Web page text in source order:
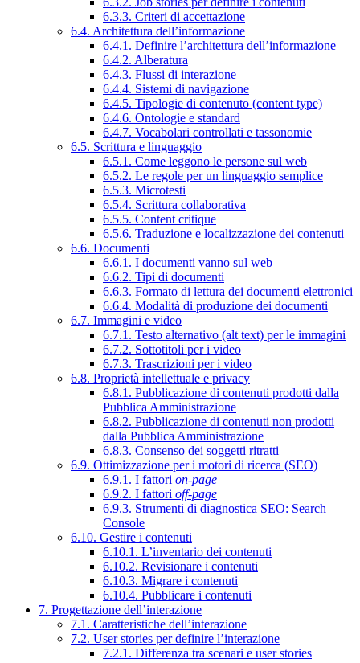
6.3.3. Criteri di accettazione
6.4. Architettura dell’informazione
6.4.1. Definire l’architettura dell’informazione
6.4.2. Alberatura
6.4.3. Flussi di interazione
6.4.4. Sistemi di navigazione
6.4.5. Tipologie di contenuto (content type)
6.4.6. Ontologie e standard
6.4.7. Vocabolari controllati e tassonomie
6.5. Scrittura e linguaggio
6.5.1. Come leggono le persone sul web
6.5.2. Le regole per un linguaggio semplice
6.5.3. Microtesti
6.5.4. Scrittura collaborativa
6.5.5. Content critique
6.5.6. Traduzione e localizzazione dei contenuti
6.6. Documenti
6.6.1. I documenti vanno sul web
6.6.2. Tipi di documenti
6.6.3. Formato di lettura dei documenti elettronici
6.6.4. Modalità di produzione dei documenti
6.7. Immagini e video
6.7.1. Testo alternativo (alt text) per le immagini
6.7.2. Sottotitoli per i video
6.7.3. Trascrizioni per i video
6.8. Proprietà intellettuale e privacy
6.8.1. Pubblicazione di contenuti prodotti dalla
Pubblica Amministrazione
6.8.2. Pubblicazione di contenuti non prodotti
dalla Pubblica Amministrazione
6.8.3. Consenso dei soggetti ritratti
6.9. Ottimizzazione per i motori di ricerca (SEO)
6.9.1. I fattori on-page
6.9.2. I fattori off-page
6.9.3. Strumenti di diagnostica SEO: Search
Console
6.10. Gestire i contenuti
6.10.1. L’inventario dei contenuti
6.10.2. Revisionare i contenuti
6.10.3. Migrare i contenuti
6.10.4. Pubblicare i contenuti
7. Progettazione dell’interazione
7.1. Caratteristiche dell’interazione
7.2. User stories per definire l’interazione
7.2.1. Differenza tra scenari e user stories